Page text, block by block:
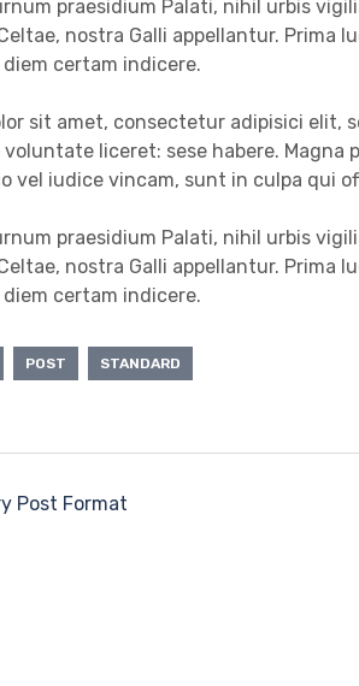
praesidium Palati, nihil urbis
nostra Galli appellantur. Prima
certam indicere.
sit amet, consectetur adipisici elit,
voluntate liceret: sese habere.
vel iudice vincam, sunt in culpa qui
praesidium Palati, nihil urbis
nostra Galli appellantur. Prima
certam indicere.
POST STANDARD
Post Format